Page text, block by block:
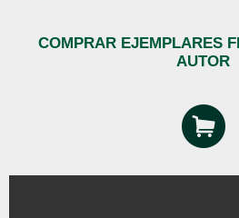
COMPRAR EJEMPLARES
AUTOR